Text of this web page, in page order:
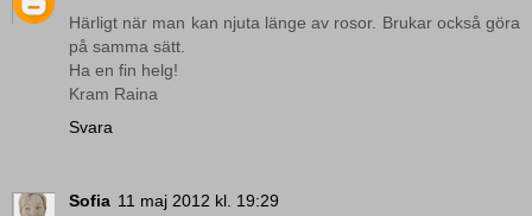
Härligt när man kan njuta länge av rosor. Brukar också göra
på samma sätt.
Ha en fin helg!
Kram Raina
Svara
Sofia 11 maj 2012 kl. 19:29